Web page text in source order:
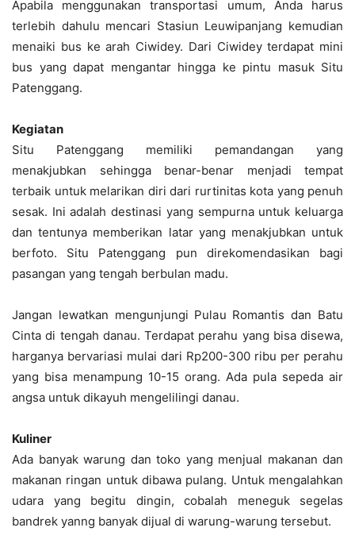
Apabila menggunakan transportasi umum, Anda harus
terlebih dahulu mencari Stasiun Leuwipanjang kemudian
menaiki bus ke arah Ciwidey. Dari Ciwidey terdapat mini
bus yang dapat mengantar hingga ke pintu masuk Situ
Patenggang.
Kegiatan
Situ Patenggang memiliki pemandangan yang
menakjubkan sehingga benar-benar menjadi tempat
terbaik untuk melarikan diri dari rurtinitas kota yang penuh
sesak. Ini adalah destinasi yang sempurna untuk keluarga
dan tentunya memberikan latar yang menakjubkan untuk
berfoto. Situ Patenggang pun direkomendasikan bagi
pasangan yang tengah berbulan madu.
Jangan lewatkan mengunjungi Pulau Romantis dan Batu
Cinta di tengah danau. Terdapat perahu yang bisa disewa,
harganya bervariasi mulai dari Rp200-300 ribu per perahu
yang bisa menampung 10-15 orang. Ada pula sepeda air
angsa untuk dikayuh mengelilingi danau.
Kuliner
Ada banyak warung dan toko yang menjual makanan dan
makanan ringan untuk dibawa pulang. Untuk mengalahkan
udara yang begitu dingin, cobalah meneguk segelas
bandrek yanng banyak dijual di warung-warung tersebut.